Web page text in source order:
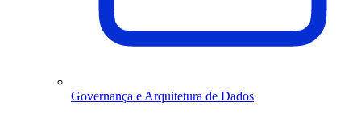
Governança e Arquitetura de Dados